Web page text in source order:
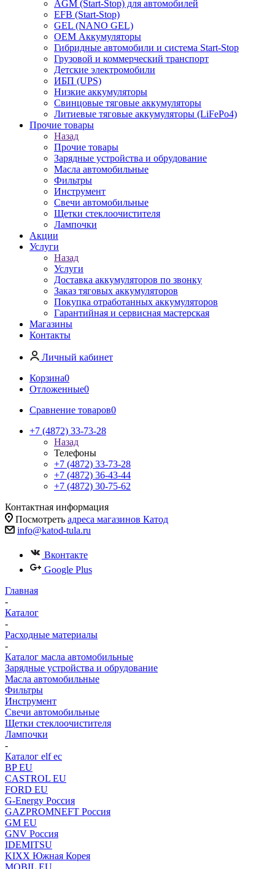
AGM (Start-Stop) для автомобилей
EFB (Start-Stop)
GEL (NANO GEL)
OEM Аккумуляторы
Гибридные автомобили и система Start-Stop
Грузовой и коммерческий транспорт
Детские электромобили
ИБП (UPS)
Низкие аккумуляторы
Свинцовые тяговые аккумуляторы
Литиевые тяговые аккумуляторы (LiFePo4)
Прочие товары
Назад
Прочие товары
Зарядные устройства и обрудование
Масла автомобильные
Фильтры
Инструмент
Свечи автомобильные
Щетки стеклоочистителя
Лампочки
Акции
Услуги
Назад
Услуги
Доставка аккумуляторов по звонку
Заказ тяговых аккумуляторов
Покупка отработанных аккумуляторов
Гарантийная и сервисная мастерская
Магазины
Контакты
Личный кабинет
Корзина0
Отложенные0
Сравнение товаров0
+7 (4872) 33-73-28
Назад
Телефоны
+7 (4872) 33-73-28
+7 (4872) 36-43-44
+7 (4872) 30-75-62
Контактная информация
Посмотреть адреса магазинов Катод
info@katod-tula.ru
Вконтакте
Google Plus
Главная
-
Каталог
-
Расходные материалы
-
Каталог масла автомобильные
Зарядные устройства и обрудование
Масла автомобильные
Фильтры
Инструмент
Свечи автомобильные
Щетки стеклоочистителя
Лампочки
-
Каталог elf ec
BP EU
CASTROL EU
FORD EU
G-Energy Россия
GAZPROMNEFT Россия
GM EU
GNV Россия
IDEMITSU
KIXX Южная Корея
MOBIL EU